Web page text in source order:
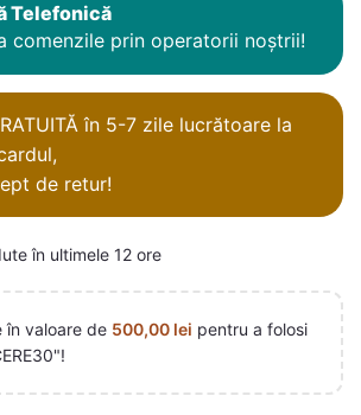
Telefonică
comenzile prin operatorii noștrii!
în 5-7 zile lucrătoare la
de retur!
în ultimele 12 ore
în valoare de 500,00 lei pentru a folosi